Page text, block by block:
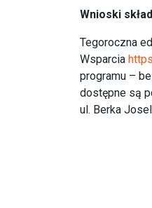
Wnioski
Tegoroczna
Wsparcia
programu –
dostępne są
ul. Berka